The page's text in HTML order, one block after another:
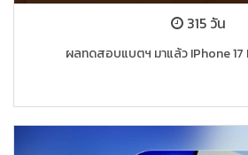
315 วัน
ผลทดสอบแบตฯ มาแล้ว IPhone